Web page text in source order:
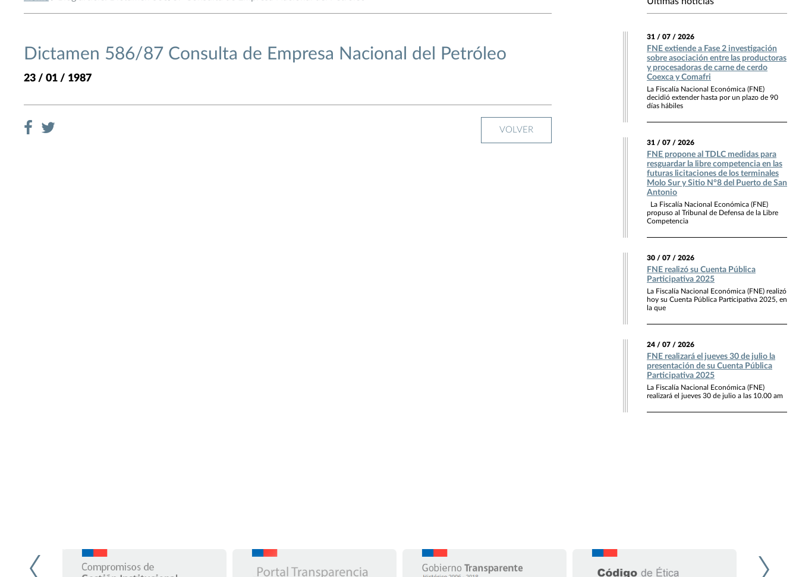
Dictamen 586/87 Consulta de Empresa Nacional del Petróleo
23 / 01 / 1987
VOLVER
31 / 07 / 2026
FNE extiende a Fase 2 investigación
sobre asociación entre las productoras
y procesadoras de carne de cerdo
Coexca y Comafri
La Fiscalía Nacional Económica (FNE)
decidió extender hasta por un plazo de 90
días hábiles
31 / 07 / 2026
FNE propone al TDLC medidas para
resguardar la libre competencia en las
futuras licitaciones de los terminales
Molo Sur y Sitio N°8 del Puerto de San
Antonio
La Fiscalía Nacional Económica (FNE)
propuso al Tribunal de Defensa de la Libre
Competencia
30 / 07 / 2026
FNE realizó su Cuenta Pública
Participativa 2025
La Fiscalía Nacional Económica (FNE) realizó
hoy su Cuenta Pública Participativa 2025, en
la que
24 / 07 / 2026
FNE realizará el jueves 30 de julio la
presentación de su Cuenta Pública
Participativa 2025
La Fiscalía Nacional Económica (FNE)
realizará el jueves 30 de julio a las 10.00 am